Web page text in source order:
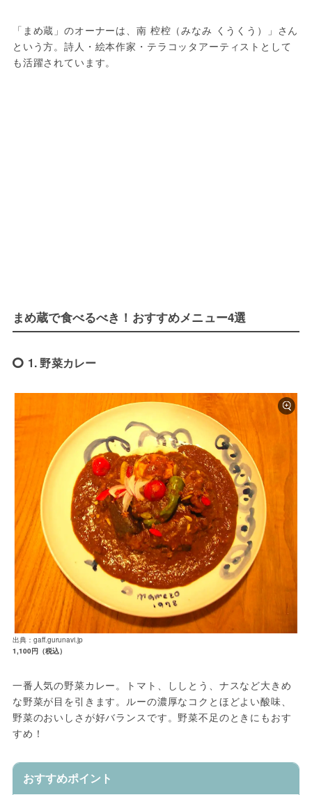
「まめ蔵」のオーナーは、南 椌椌（みなみ くうくう）」さん
という方。詩人・絵本作家・テラコッタアーティストとして
も活躍されています。
まめ蔵で食べるべき！おすすめメニュー4選
1. 野菜カレー
出典：gaff.gurunavi.jp
1,100円（税込）
一番人気の野菜カレー。トマト、ししとう、ナスなど大きめ
な野菜が目を引きます。ルーの濃厚なコクとほどよい酸味、
野菜のおいしさが好バランスです。野菜不足のときにもおす
すめ！
おすすめポイント